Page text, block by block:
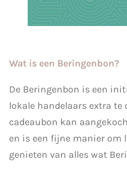
Wat is een Beringenbon?
De Beringenbon is een
lokale handelaars extra te
cadeaubon kan
en is een fijne manier om
genieten van alles wat